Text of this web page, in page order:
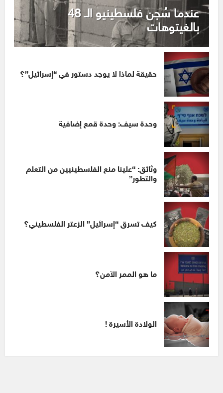
عندما سُجن فلسطينيو الـ 48
بالغيتوهات
حقيقة لماذا لا يوجد دستور في “إسرائيل”؟
وحدة سيف: وحدة قمع إضافية
وثائق: “علينا منع الفلسطينيين من التعلم
والتطور”
كيف تسرق “إسرائيل” الزعتر الفلسطيني؟
ما هو الممر الآمن؟
الولادة الأسيرة !